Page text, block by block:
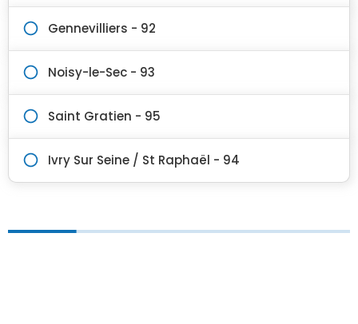
Gennevilliers - 92
Noisy-le-Sec - 93
Saint Gratien - 95
Ivry Sur Seine / St Raphaël - 94